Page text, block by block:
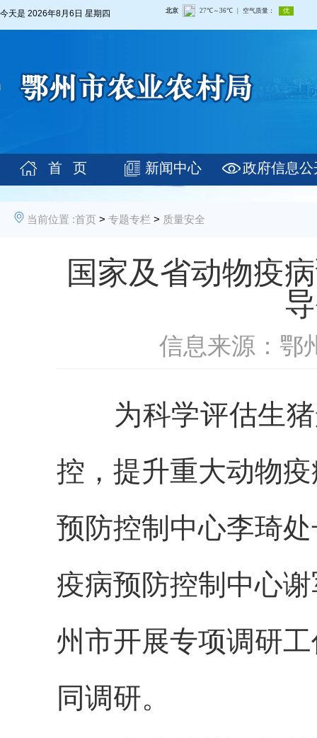
今天是 2026年8月6日 星期四
首 页 新闻中心 政府信息公
当前位置 :首页 > 专题专栏 > 质量安全
国家及省动物疫
信息来源：鄂
为科学评估生猪
控，提升重大动物
预防控制中心李琦
疫病预防控制中心
州市开展专项调研
同调研。